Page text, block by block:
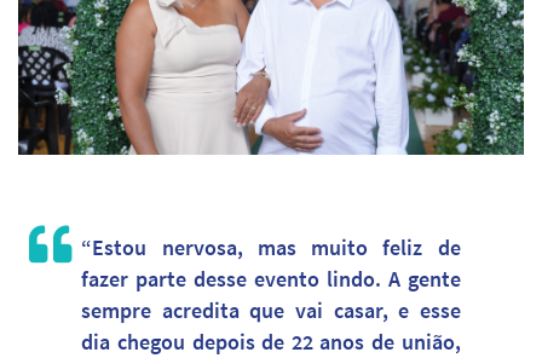
“Estou nervosa, mas muito feliz de
fazer parte desse evento lindo. A gente
sempre acredita que vai casar, e esse
dia chegou depois de 22 anos de união,